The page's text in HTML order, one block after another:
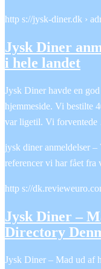
http s://jysk-diner.dk ›
Jysk Diner
i hele landet
Jysk Diner havde en
hjemmeside. Vi bestilte
var ligetil. Vi
jysk diner anmeldelser
referencer vi har fået fra
http s://
Jysk Diner –
Directory
Jysk Diner – Mad ud af